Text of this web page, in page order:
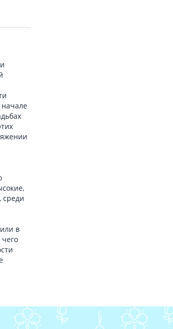
начале
среди
в